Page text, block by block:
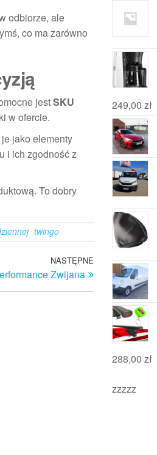
odbiorze, ale
co ma zarówno
jestSKU
w ofercie.
jako elementy
i ich zgodność z
To dobry
twingo
Następny
wpis
NASTĘPNE
Zwijana
249,00 zł
288,00 zł
zzzzz